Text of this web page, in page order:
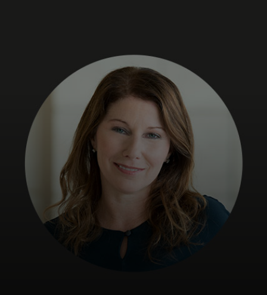
Para empresas
Para el mundo
Para innovadores
Noticias y tendencias